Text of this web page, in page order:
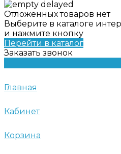
Отложенных товаров нет
Выберите в каталоге
и нажмите кнопку
Перейти в каталог
Заказать звонок
Главная
Кабинет
Корзина